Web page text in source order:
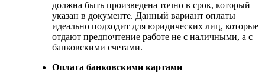
должна быть произведена точно в срок, который
указан в документе. Данный вариант оплаты
идеально подходит для юридических лиц, которые
отдают предпочтение работе не с наличными, а с
банковскими счетами.
Оплата банковскими картами